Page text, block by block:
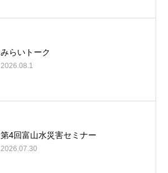
みらいトーク
2026.08.1
第4回富山水災害セミナー
2026.07.30